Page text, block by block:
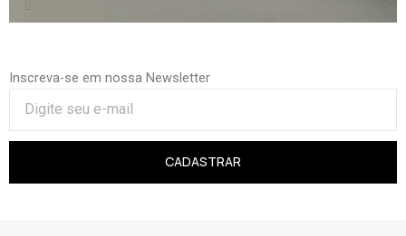
Inscreva-se em nossa Newsletter
CADASTRAR